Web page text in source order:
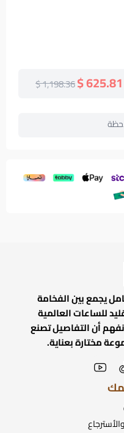
625.81 $
1,198.36 $
يجمع بين الفخامة
للساعات العالمية
أن التفاصيل تصنع
مختارة بعناية.